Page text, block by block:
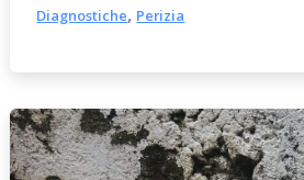
Diagnostiche, Perizia